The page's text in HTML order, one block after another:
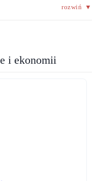
rozwiń ▼
i ekonomii